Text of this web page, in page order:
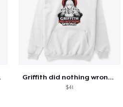
Griffith did nothing wrong BERSERK
$41